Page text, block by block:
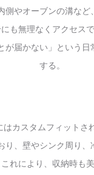
側やオーブンの溝な
も無理なくアクセス
が届かない」という
する。
カスタムフィットさ
り、壁やシンク周り
れにより、収納時も